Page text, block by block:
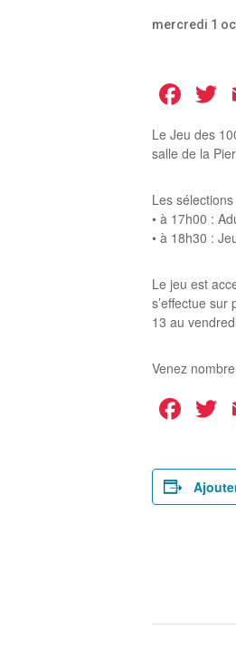
mercredi 1
Le Jeu des
salle de la
Les
• à 17h00 :
• à 18h30 :
Le jeu est
s’effectue
13 au
Venez